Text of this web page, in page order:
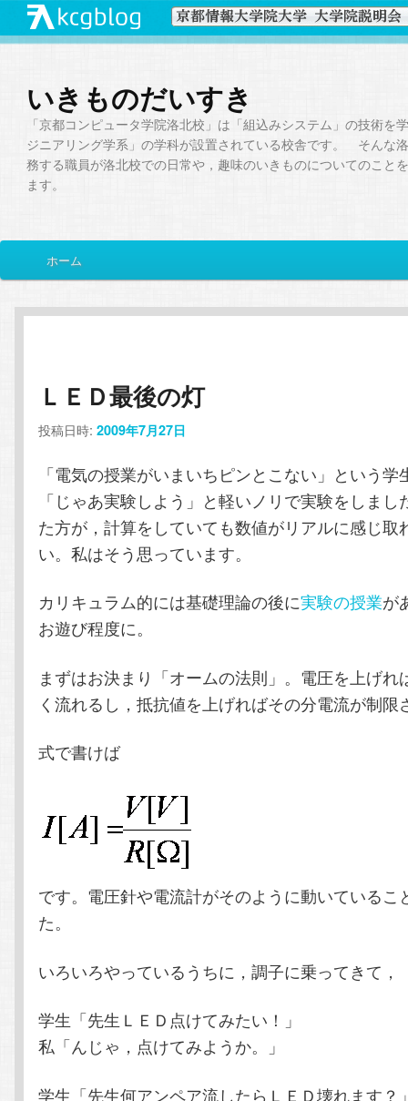
いきものだいすき
「京都コンピュータ学院洛北校」は「組込みシステム」の技術を
ジニアリング学系」の学科が設置されている校舎です。 そんな
務する職員が洛北校での日常や，趣味のいきものについてのこと
ます。
イ
メ
イ
コ
ン
テ
ン
へ
動
サ
ブ
ン
テ
ン
ツ
移
ホーム
ＬＥＤ最後の灯
投稿日時:2009年7月27日
「電気の授業がいまいちピンとこない」という学
「じゃあ実験しよう」と軽いノリで実験をしま
た方が，計算をしていても数値がリアルに感じ取
い。私はそう思っています。
カリキュラム的には基礎理論の後に実験の授業が
お遊び程度に。
まずはお決まり「オームの法則」。電圧を上げれ
く流れるし，抵抗値を上げればその分電流が制限
式で書けば
です。電圧針や電流計がそのように動いているこ
た。
いろいろやっているうちに，調子に乗ってきて，
学生「先生ＬＥＤ点けてみたい！」
私「んじゃ，点けてみようか。」
学生「先生何アンペア流したらＬＥＤ壊れます？